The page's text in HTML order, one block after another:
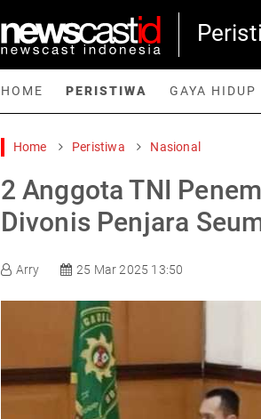
HOME PERISTIWA GAYA HIDUP
Gaya Hidup
Home Peristiwa Nasional
2 Anggota TNI
Divonis Penjara
Arry 25 Mar 2025 13:50